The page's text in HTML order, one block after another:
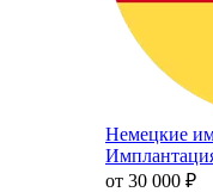
Немецкие
от 30 000 ₽